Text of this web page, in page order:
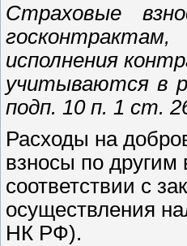
Страховые
исполнения
учитываются в
подп. 10 п. 1 ст.
Расходы на
взносы по другим
соответствии с
осуществления
НК РФ).